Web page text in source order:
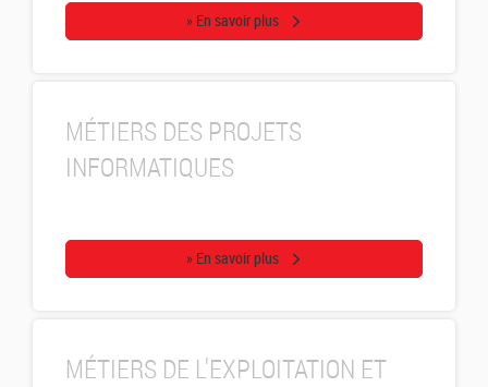
» En savoir plus
MÉTIERS DES PROJETS
INFORMATIQUES
» En savoir plus
MÉTIERS DE L'EXPLOITATION ET